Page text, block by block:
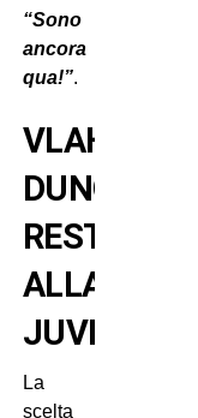
“Sono
ancora
qua!”.
VLAHOVIC,
DUNQUE,
RESTA
ALLA
JUVENTUS?
La
scelta